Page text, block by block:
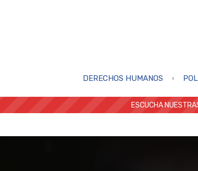
DERECHOS HUMANOS
ESCUCHA